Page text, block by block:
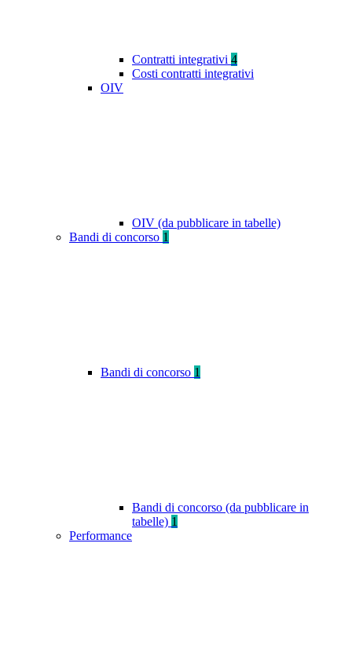
Contratti integrativi 4
Costi contratti integrativi
OIV
OIV (da pubblicare in tabelle)
Bandi di concorso 1
Bandi di concorso 1
Bandi di concorso (da pubblicare in
tabelle) 1
Performance